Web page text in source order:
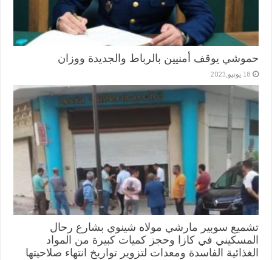
حموشي يوقف أمنيين بالرباط والجديدة ووزان
18 يونيو,2023
تشميع سوبير مارشي مولاه شينوي بشارع رحال
المسكيني في كازا وحجز كميات كبيرة من المواد
الغذائية الفاسدة ومعدات لتزوير تواريخ انتهاء صلاحيتها